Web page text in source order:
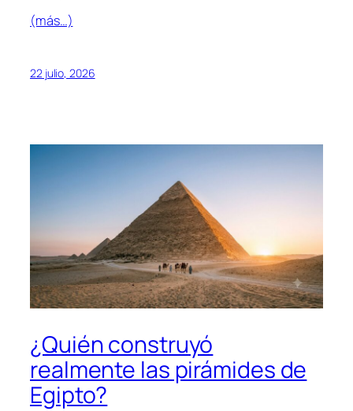
(más…)
22 julio, 2026
¿Quién construyó
realmente las pirámides de
Egipto?